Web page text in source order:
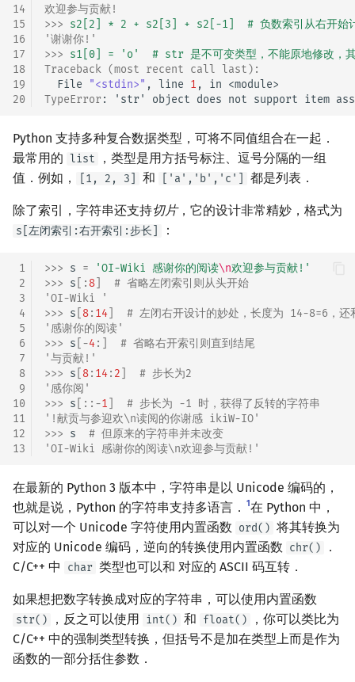
14
15
16
17
18
19
20
欢迎参与贡献!
>>> s2[2] * 2 + s2[3] + s2[-1]  # 负数索引从右开始计
'谢谢你!'
>>> s1[0] = 'o'  # str 是不可变类型，不能原地修改，其
Traceback (most recent call last):
  File
"<stdin>" , line 1 , in <module>
TypeError : 'str' object does not support item
Python 支持多种复合数据类型，可将不同值组合在一起．
最常用的 list
，类型是用方括号标注、逗号分隔的一组
值．例如，
[1, 2, 3] 和 ['a','b','c'] 都是列表．
除了索引，字符串还支持切片，它的设计非常精妙，格式为
s[左闭索引:右开索引:步长] ：
1
2
3
4
5
6
7
8
9
10
11
12
13
>>> s = 'OI-Wiki 感谢你的阅读\n欢迎参与贡献!'
>>> s [: 8
# 省略左闭索引则从头开始
'OI-Wiki '
>>> s 8: 14
# 左闭右开设计的妙处，长度为 14-8=6，还
'感谢你的阅读'
>>> s -4:]
# 省略右开索引则直到结尾
'与贡献!'
>>> s 8: 14: 2
# 步长为2
'感你阅'
>>> s [:: -1
# 步长为 -1 时，获得了反转的字符串
'!献贡与参迎欢\n读阅的你谢感 ikiW-IO'
>>> s
# 但原来的字符串并未改变
'OI-Wiki 感谢你的阅读\n欢迎参与贡献!'
在最新的 Python 3 版本中，字符串是以 Unicode 编码的，
也就是说，Python 的字符串支持多语言．
1在 Python 中，
可以对一个 Unicode 字符使用内置函数 ord() 将其转换为
对应的 Unicode 编码，逆向的转换使用内置函数 chr()
．
C/C++ 中
char 类型也可以和 对应的 ASCII 码互转．
如果想把数字转换成对应的字符串，可以使用内置函数
str() ，反之可以使用 int() 和 float()
，你可以类比为
C/C++ 中的强制类型转换，但括号不是加在类型上而是作为
函数的一部分括住参数．